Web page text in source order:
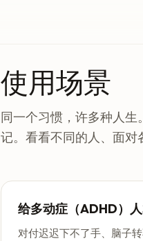
使用场景
同一个习惯，许多种人
记。看看不同的人、面对
给多动症（ADHD）
对付迟迟下不了手、脑子